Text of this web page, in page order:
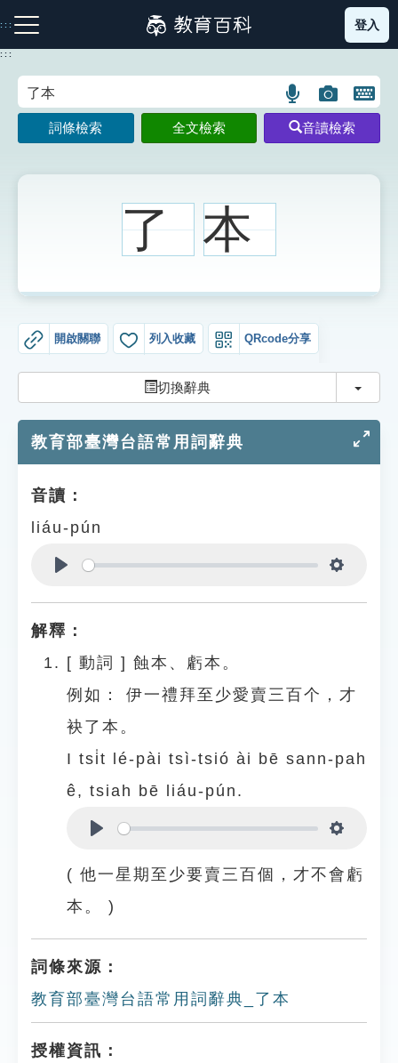
到
主
:::
注音索引圖示 筆畫索引圖示 部首索引表圖示
生字詞彙表
知識索引
遊戲專區
貓頭鷹博士
登入
:::
語
言
搜
圖
片
搜
開
鍵
圖
詞條檢索 全文檢索 音讀檢索
了 本
開啟關聯 列入收藏 QRcode分享
切換辭典 切換
教育部臺灣台語常用詞辭典
音讀：
liáu-pún
解釋：
[ 動詞 ] 蝕本、虧本。
例如：
伊一禮拜至少愛賣三百个，才
袂了本。
I tsi̍t lé-pài tsì-tsió ài bē sann-pah
ê, tsiah bē liáu-pún.
( 他一星期至少要賣三百個，才不會虧
本。 )
詞條來源：
教育部臺灣台語常用詞辭典_了本
授權資訊：